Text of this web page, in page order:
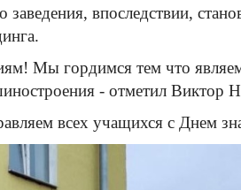
впоследствии,
Мы гордимся тем что
- отметил Виктор
всех учащихся с Днем